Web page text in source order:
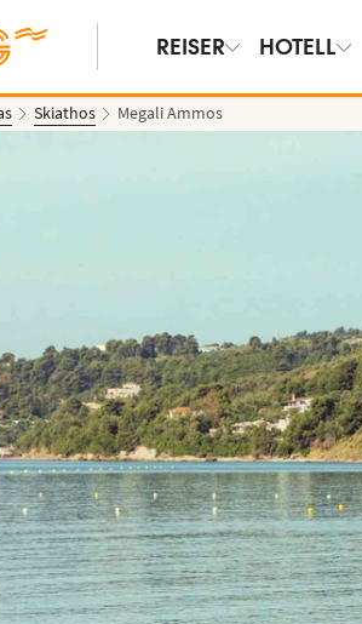
REISER HOTELL
Skiathos Megali Ammos